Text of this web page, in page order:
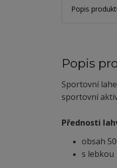
Popis
Popis
Sportovní
sportovní
Přednosti
obsah
s lebkou